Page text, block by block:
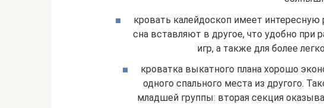
кровать калейдоскоп имеет
сна вставляют в другое, что удобно при
игр, а также для более
кроватка выкатного плана хорошо
одного спального места из другого.
младшей группы: вторая секция